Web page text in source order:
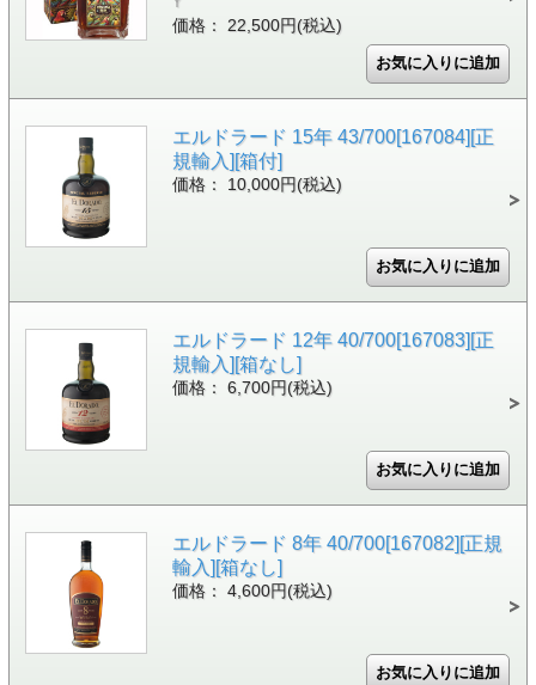
価格： 22,500円(税込)
エルドラード 15年 43/700[167084][正
規輸入][箱付]
価格： 10,000円(税込)
エルドラード 12年 40/700[167083][正
規輸入][箱なし]
価格： 6,700円(税込)
エルドラード 8年 40/700[167082][正規
輸入][箱なし]
価格： 4,600円(税込)